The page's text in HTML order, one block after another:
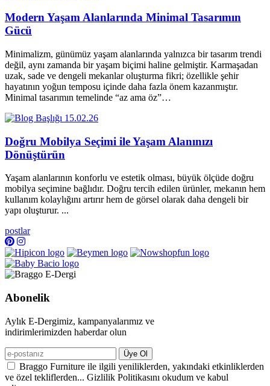
Modern Yaşam Alanlarında Minimal Tasarımın
Gücü
Minimalizm, günümüz yaşam alanlarında yalnızca bir tasarım trendi
değil, aynı zamanda bir yaşam biçimi haline gelmiştir. Karmaşadan
uzak, sade ve dengeli mekanlar oluşturma fikri; özellikle şehir
hayatının yoğun temposu içinde daha fazla önem kazanmıştır.
Minimal tasarımın temelinde “az ama öz”…
15.02.26
Doğru Mobilya Seçimi ile Yaşam Alanınızı
Dönüştürün
Yaşam alanlarının konforlu ve estetik olması, büyük ölçüde doğru
mobilya seçimine bağlıdır. Doğru tercih edilen ürünler, mekanın hem
kullanım kolaylığını artırır hem de görsel olarak daha dengeli bir
yapı oluşturur. ...
postlar
Abonelik
Aylık E-Dergimiz, kampanyalarımız ve
indirimlerimizden haberdar olun
Üye Ol
Braggo Furniture ile ilgili yeniliklerden, yakındaki etkinliklerden
ve özel tekliflerden... Gizlilik Politikasını okudum ve kabul